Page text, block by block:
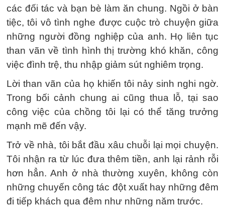
các đối tác và bạn bè làm ăn chung. Ngồi ở bàn
tiệc, tôi vô tình nghe được cuộc trò chuyện giữa
những người đồng nghiệp của anh. Họ liên tục
than vãn về tình hình thị trường khó khăn, công
việc đình trệ, thu nhập giảm sút nghiêm trọng.
Lời than vãn của họ khiến tôi nảy sinh nghi ngờ.
Trong bối cảnh chung ai cũng thua lỗ, tại sao
công việc của chồng tôi lại có thể tăng trưởng
mạnh mẽ đến vậy.
Trở về nhà, tôi bắt đầu xâu chuỗi lại mọi chuyện.
Tôi nhận ra từ lúc đưa thêm tiền, anh lại rảnh rỗi
hơn hẳn. Anh ở nhà thường xuyên, không còn
những chuyến công tác đột xuất hay những đêm
đi tiếp khách qua đêm như những năm trước.